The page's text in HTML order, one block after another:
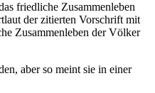
friedliche Zusammenleben
der zitierten Vorschrift mit
Zusammenleben der Völker
aber so meint sie in einer